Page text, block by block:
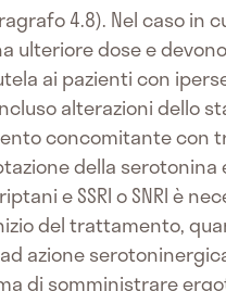
4.8). Nel caso
ulteriore dose e
ai pazienti con
alterazioni dello
concomitante con
della serotonina
e SSRI o SNRI è
del trattamento,
azione
di somministrare